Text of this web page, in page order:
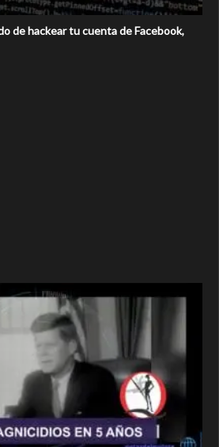
de hackear tu cuenta de Facebook,